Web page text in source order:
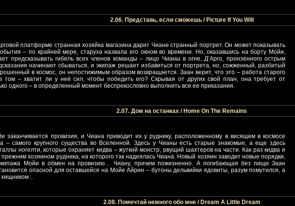
2.06. Представь, если сможешь / Picture If You Will
платформе странная хозяйка магазина дарит Чиане странный портрет. Он может показывать
– по крайней мере, старуха назвала его окном во времени. Но, оказавшись на борту Мойи,
предсказывать гибель всех членов команды – лицо Чианы в огне, Д’Арго, пронзенного острым
начинают сбываться, и экипаж решает избавиться от портрета, но, сожженный, разбитый
в космос, он непостижимым образом возвращается. Заан верит, что это – работа старого
том – хватит ли у неё сил, чтобы победить его? Скрывая от других свой план, она требует от
одного – в определенный момент беспрекословно выполнить все ее приказания.
2.07. Дом на останках / Home On The Remains
заканчивается провизия, и Чиана приводит их у руднику, расположенному в висящем в космосе
– самого крупного существа во Вселенной. Здесь у Чианы есть старые знакомые, а еще здесь
ногелти, которые охраняет кидва – жуткий монстр, рвущий шахтеров на части. Как раз кидва и
прежним хозяином рудника, на которого так надеялась Чиана. Новый хозяин заводит новые порядки,
Мойи в обмен на провизию… Чиану, причем пожизненно. А погибающая без пищи Заан
опасной для оставшейся на Мойе Айрин – бутоны дельвийки ядовиты, разум помутился, а
хищником…
2.08. Помечтай немного обо мне / Dream A Little Dream